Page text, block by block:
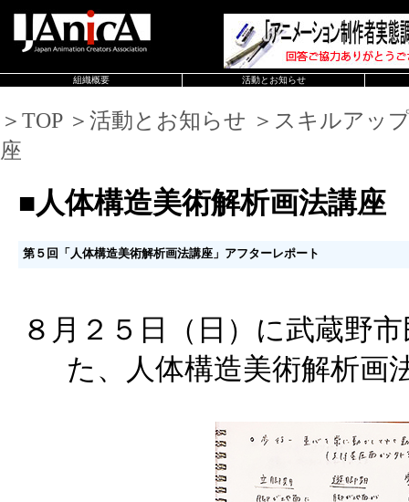
組織概要 活動とお知らせ
＞TOP ＞活動とお知らせ ＞スキルアッ
座
■人体構造美術解析画法講座
第５回「人体構造美術解析画法講座」アフターレポート
８月２５日（日）に武蔵野
た、人体構造美術解析画